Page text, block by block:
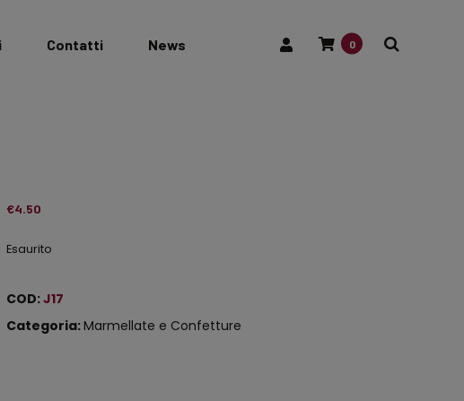
Contatti News 0
€4.50
Esaurito
COD:J17
Categoria:Marmellate e Confetture